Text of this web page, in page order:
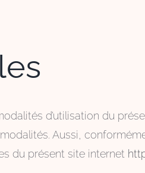
d’utilisation du
Aussi,
du présent site internet